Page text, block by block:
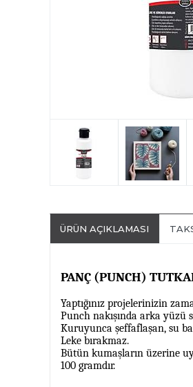
ÜRÜN AÇIKLAMASI
PANÇ (PUNCH)
Yaptığınız projelerinizin
Punch nakışında arka yüzü
Kuruyunca şeffaflaşan, su
Leke bırakmaz.
Bütün kumaşların üzerine
100 gramdır.